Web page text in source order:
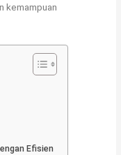
kemampuan
Efisien